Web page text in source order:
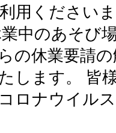
用ください
中のあそび
の休業要請
します。 皆
ロナウイル